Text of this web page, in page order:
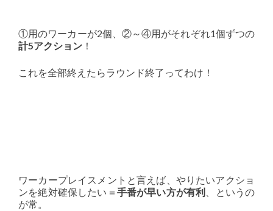
①用のワーカーが2個、②～④用がそれぞれ1個ずつの
計5アクション ！
これを全部終えたらラウンド終了ってわけ！
ワーカープレイスメントと言えば、やりたいアクショ
ンを絶対確保したい＝ 手番が早い方が有利
、というの
が常。